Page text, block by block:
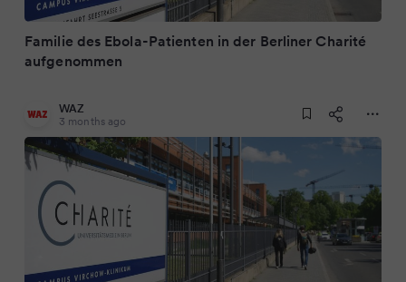
Familie des Ebola-Patienten in der Berliner Charité
aufgenommen
WAZ
3 months ago